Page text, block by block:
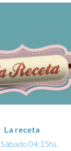
La receta
Sábado 04:15hs.